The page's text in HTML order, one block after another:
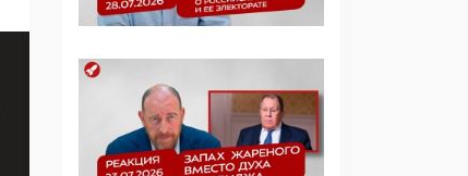
Прокуратура наконец
экстремистскую
деятельность ИИТО
ЮНЕСКО в России, но
цифроглобалисты
продолжают